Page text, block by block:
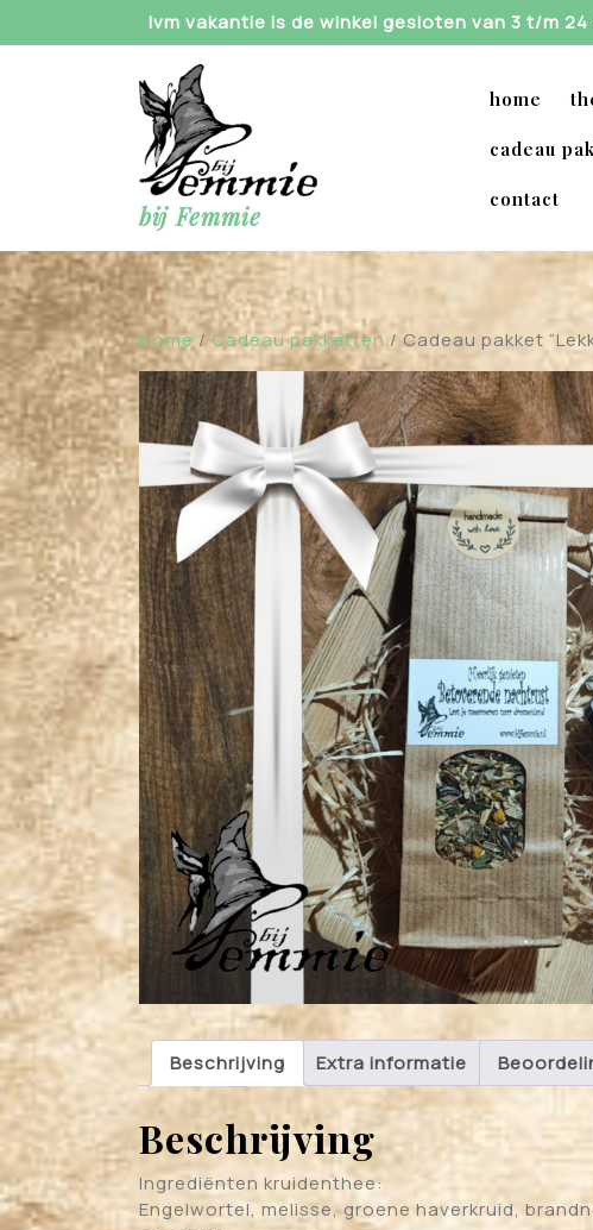
Ivm vakantie is de winkel gesloten van 3 t/m
bij Femmie
home
cadeau
contact
Home /Cadeau pakketten / Cadeau pakket
Beschrijving Extra informatie
Beschrijving
Ingrediënten kruidenthee:
Engelwortel, melisse, groene haverkruid,